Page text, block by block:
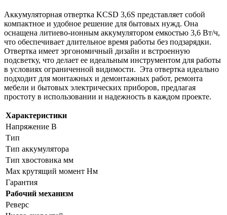
Аккумуляторная отвертка KCSD 3,6S представляет собой
компактное и удобное решение для бытовых нужд. Она
оснащена литиево-ионным аккумулятором емкостью 3,6 Вт/ч,
что обеспечивает длительное время работы без подзарядки.
Отвертка имеет эргономичный дизайн и встроенную
подсветку, что делает ее идеальным инструментом для работы
в условиях ограниченной видимости. Эта отвертка идеально
подходит для монтажных и демонтажных работ, ремонта
мебели и бытовых электрических приборов, предлагая
простоту в использовании и надежность в каждом проекте.
Характеристики
Напряжение В
Тип
Тип аккумулятора
Тип хвостовика мм
Max крутящий момент Нм
Гарантия
Рабочий механизм
Реверс